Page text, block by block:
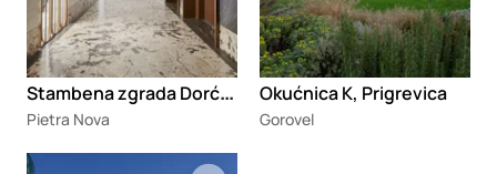
S
tambena zgrada Dorćol House
Pietra Nova
Okućnica K, Prigrevica
Gorovel
Loading